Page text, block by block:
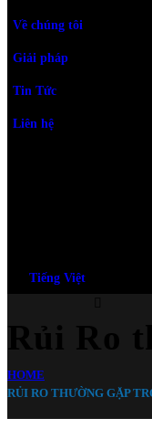
Về chúng tôi
Giải pháp
Tin Tức
Liên hệ
Tiếng Việt
HOME
RỦI RO THƯỜNG GẶP